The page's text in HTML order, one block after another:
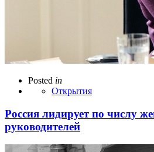
Posted in
Открытия
Россия лидирует по числу
руководителей